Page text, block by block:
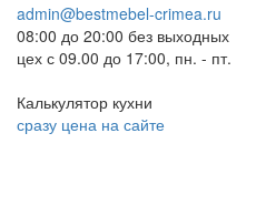
admin@bestmebel-crimea.ru
08:00 до 20:00 без выходных
цех с 09.00 до 17:00, пн. - пт.
Калькулятор кухни
сразу цена на сайте